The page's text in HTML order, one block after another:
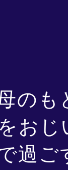
のも
おじ
過ご